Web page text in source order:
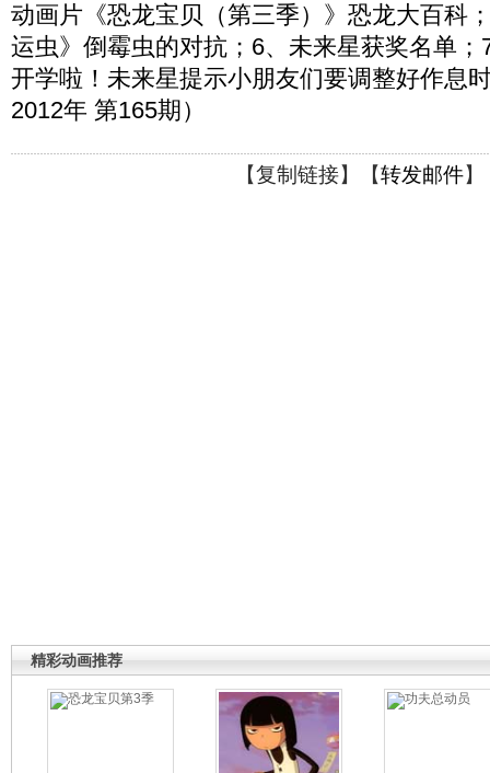
动画片《恐龙宝贝（第三季）》恐龙大百科
运虫》倒霉虫的对抗；6、未来星获奖名单
开学啦！未来星提示小朋友们要调整好作息
2012年 第165期）
【复制链接】【转发邮件】
精彩动画推荐